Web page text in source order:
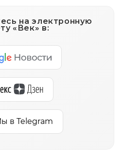
на электронную
«Век» в:
в Telegram